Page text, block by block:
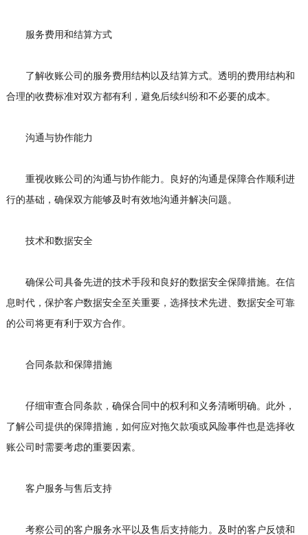
服务费用和结算方式
了解收账公司的服务费用结构以及结算方式。透明的费用结构和
合理的收费标准对双方都有利，避免后续纠纷和不必要的成本。
沟通与协作能力
重视收账公司的沟通与协作能力。良好的沟通是保障合作顺利进
行的基础，确保双方能够及时有效地沟通并解决问题。
技术和数据安全
确保公司具备先进的技术手段和良好的数据安全保障措施。在信
息时代，保护客户数据安全至关重要，选择技术先进、数据安全可靠
的公司将更有利于双方合作。
合同条款和保障措施
仔细审查合同条款，确保合同中的权利和义务清晰明确。此外，
了解公司提供的保障措施，如何应对拖欠款项或风险事件也是选择收
账公司时需要考虑的重要因素。
客户服务与售后支持
考察公司的客户服务水平以及售后支持能力。及时的客户反馈和